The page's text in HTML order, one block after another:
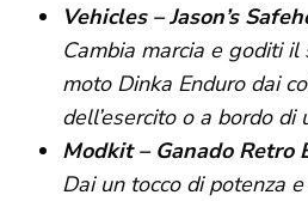
Vehicles – Jason’s
Cambia marcia e goditi
moto Dinka Enduro dai
dell’esercito o a bordo di
Modkit – Ganado Retro
Dai un tocco di potenza